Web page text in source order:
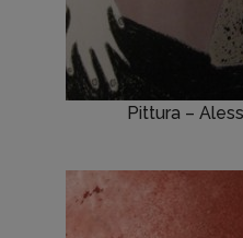
Pittura –